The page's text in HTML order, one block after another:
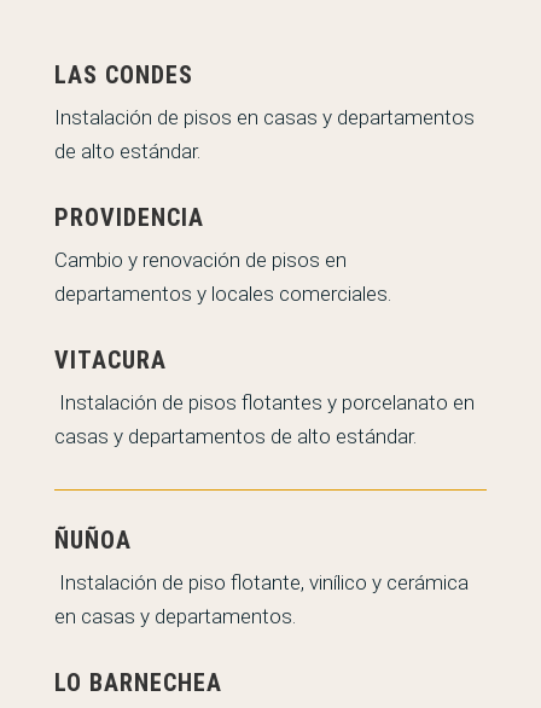
LAS CONDES
Instalación de pisos en casas y departamentos
de alto estándar.
PROVIDENCIA
Cambio y renovación de pisos en
departamentos y locales comerciales.
VITACURA
Instalación de pisos flotantes y porcelanato en
casas y departamentos de alto estándar.
ÑUÑOA
Instalación de piso flotante, vinílico y cerámica
en casas y departamentos.
LO BARNECHEA